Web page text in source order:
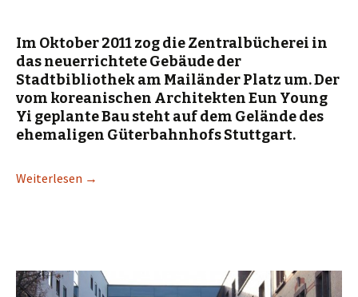
Im Oktober 2011 zog die Zentralbücherei in
das neuerrichtete Gebäude der
Stadtbibliothek am Mailänder Platz um. Der
vom koreanischen Architekten Eun Young
Yi geplante Bau steht auf dem Gelände des
ehemaligen Güterbahnhofs Stuttgart.
Weiterlesen →